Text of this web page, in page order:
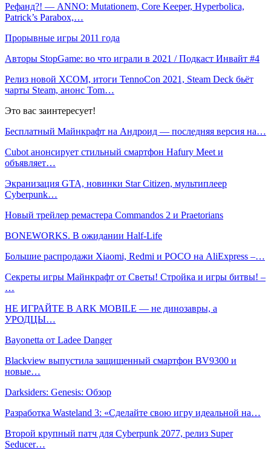
Рефанд?! — ANNO: Mutationem, Core Keeper, Hyperbolica,
Patrick’s Parabox,…
Прорывные игры 2011 года
Авторы StopGame: во что играли в 2021 / Подкаст Инвайт #4
Релиз новой XCOM, итоги TennoCon 2021, Steam Deck бьёт
чарты Steam, анонс Tom…
Это вас заинтересует!
Бесплатный Майнкрафт на Андроид — последняя версия на…
Cubot анонсирует стильный смартфон Hafury Meet и
объявляет…
Экранизация GTA, новинки Star Citizen, мультиплеер
Cyberpunk…
Новый трейлер ремастера Commandos 2 и Praetorians
BONEWORKS. В ожидании Half-Life
Большие распродажи Xiaomi, Redmi и POCO на AliExpress –…
Секреты игры Майнкрафт от Светы! Стройка и игры битвы! –
…
НЕ ИГРАЙТЕ В ARK MOBILE — не динозавры, а
УРОДЦЫ…
Bayonetta от Ladee Danger
Blackview выпустила защищенный смартфон BV9300 и
новые…
Darksiders: Genesis: Обзор
Разработка Wasteland 3: «Сделайте свою игру идеальной на…
Второй крупный патч для Cyberpunk 2077, релиз Super
Seducer…